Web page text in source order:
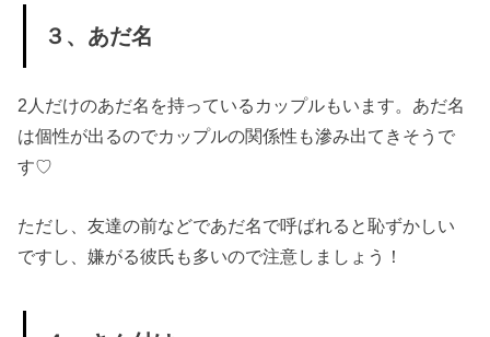
３、あだ名
2人だけのあだ名を持っているカップルもいます。あだ名
は個性が出るのでカップルの関係性も滲み出てきそうで
す♡
ただし、友達の前などであだ名で呼ばれると恥ずかしい
ですし、嫌がる彼氏も多いので注意しましょう！